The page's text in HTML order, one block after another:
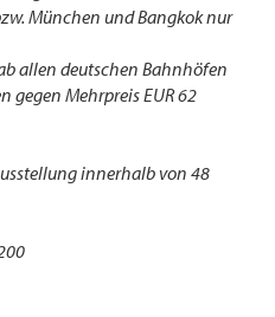
München und Bangkok nur
allen deutschen Bahnhöfen
gegen Mehrpreis EUR 62
innerhalb von 48